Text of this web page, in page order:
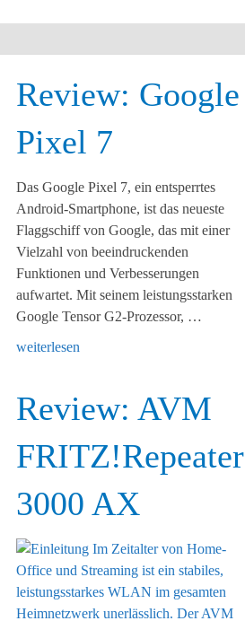
Review: Google
Pixel 7
Das Google Pixel 7, ein entsperrtes
Android-Smartphone, ist das neueste
Flaggschiff von Google, das mit einer
Vielzahl von beeindruckenden
Funktionen und Verbesserungen
aufwartet. Mit seinem leistungsstarken
Google Tensor G2-Prozessor, …
weiterlesen
Review: AVM
FRITZ!Repeater
3000 AX